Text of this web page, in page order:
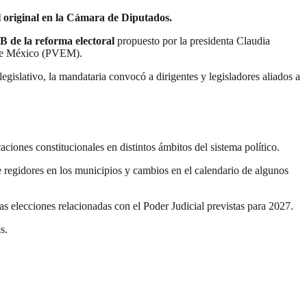
en la Cámara de Diputados.
de la reforma electoral propuesto por la presidenta Claudia
México (PVEM).
la mandataria convocó a dirigentes y legisladores aliados a
constitucionales en distintos ámbitos del sistema político.
en los municipios y cambios en el calendario de algunos
elecciones relacionadas con el Poder Judicial previstas para 2027.